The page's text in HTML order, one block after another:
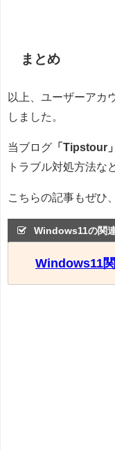
まとめ
以上、ユーザーアカ
しました。
当ブログ 「Tipstour」
トラブル対処方法な
こちらの記事もぜひ
Windows11の関
Windows11